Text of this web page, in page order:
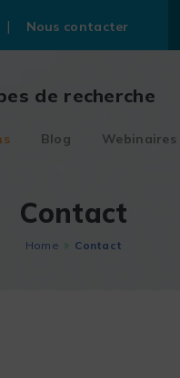
Nous contacter
de recherche
Blog Webinaires
Contact
Home Contact